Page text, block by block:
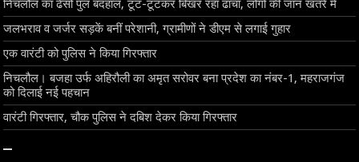
निचलौल का ढेसो पुल बदहाल, टूट-टूटकर बिखर रहा ढांचा, लोगों की जान खतरे में
जलभराव व जर्जर सड़कें बनीं परेशानी, ग्रामीणों ने डीएम से लगाई गुहार
एक वारंटी को पुलिस ने किया गिरफ्तार
निचलौल। बजहा उर्फ अहिरौली का अमृत सरोवर बना प्रदेश का नंबर-1, महराजगंज
को दिलाई नई पहचान
वारंटी गिरफ्तार, चौक पुलिस ने दबिश देकर किया गिरफ्तार
–